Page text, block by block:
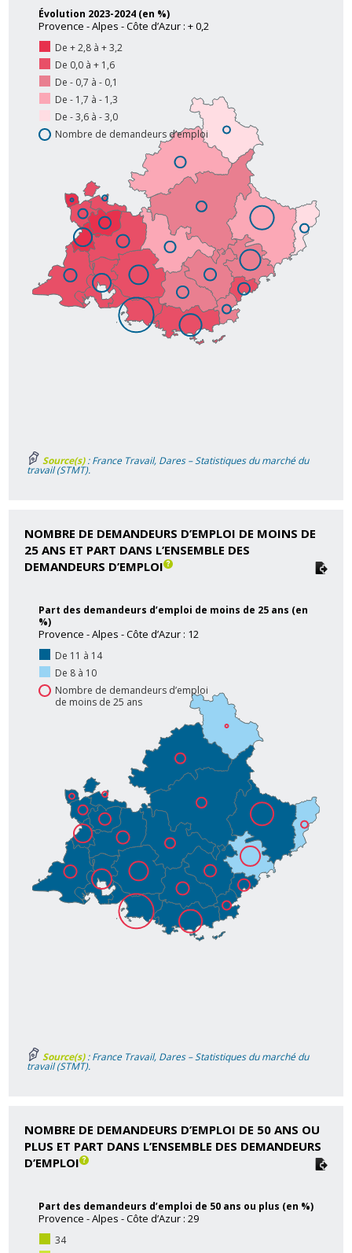
De + 2,8 à + 3,2
De 0,0 à + 1,6
De - 0,7 à - 0,1
De - 1,7 à - 1,3
De - 3,6 à - 3,0
Nombre de demandeurs d’emploi
Évolution 2023-2024 (en %)
Provence - Alpes - Côte d’Azur : + 0,2
Source(s): France Travail, Dares – Statistiques du marché du
travail (STMT).
NOMBRE DE DEMANDEURS D’EMPLOI DE MOINS DE
25 ANS ET PART DANS L’ENSEMBLE DES
DEMANDEURS D’EMPLOI
De 11 à 14
De 8 à 10
Nombre de demandeurs d’emploi
de moins de 25 ans
Part des demandeurs d’emploi de moins de 25 ans (en
%)
Provence - Alpes - Côte d’Azur : 12
Source(s): France Travail, Dares – Statistiques du marché du
travail (STMT).
NOMBRE DE DEMANDEURS D’EMPLOI DE 50 ANS OU
PLUS ET PART DANS L’ENSEMBLE DES DEMANDEURS
D’EMPLOI
34
Part des demandeurs d’emploi de 50 ans ou plus (en %)
Provence - Alpes - Côte d’Azur : 29